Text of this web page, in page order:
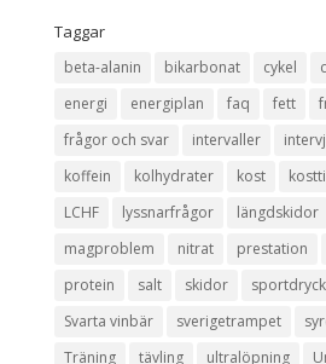
Taggar
beta-alanin bikarbonat cykel
energi
energiplan faq fett
frågor och svar
intervaller
koffein
kolhydrater kost
LCHF
lyssnarfrågor längdskidor
magproblem
nitrat prestation
protein
salt skidor sportdryck
Svarta vinbär
sverigetrampet
Träning
tävling ultralöpning